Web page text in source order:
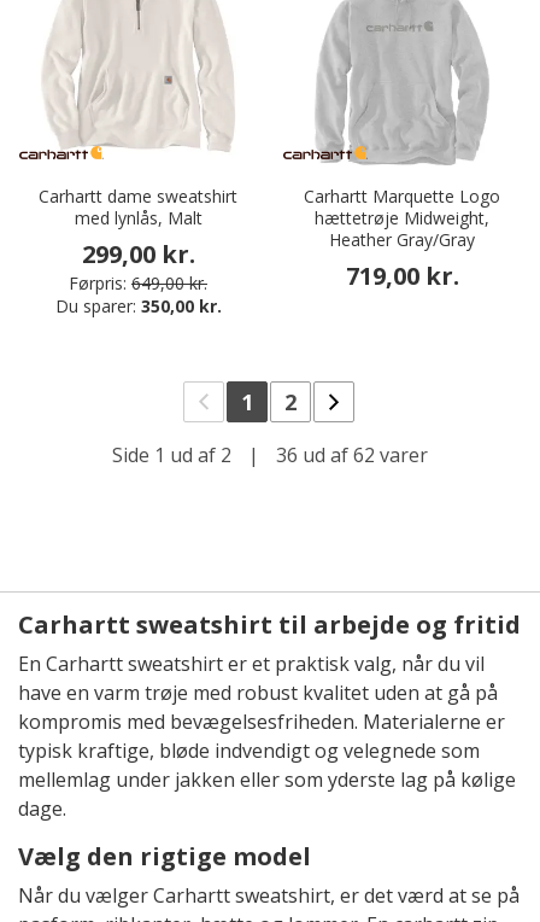
Carhartt dame sweatshirt
med lynlås, Malt
299,00 kr.
Førpris: 649,00 kr.
Du sparer: 350,00 kr.
Carhartt Marquette Logo
hættetrøje Midweight,
Heather Gray/Gray
719,00 kr.
1 2
Side 1 ud af 2 | 36 ud af 62 varer
Carhartt sweatshirt til arbejde og fritid
En Carhartt sweatshirt er et praktisk valg, når du vil
have en varm trøje med robust kvalitet uden at gå på
kompromis med bevægelsesfriheden. Materialerne er
typisk kraftige, bløde indvendigt og velegnede som
mellemlag under jakken eller som yderste lag på kølige
dage.
Vælg den rigtige model
Når du vælger Carhartt sweatshirt, er det værd at se på